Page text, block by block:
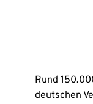
Rund
deutschen